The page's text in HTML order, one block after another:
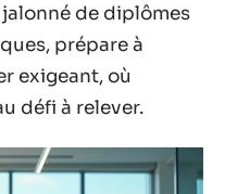
de diplômes
prépare à
exigeant, où
défi à relever.